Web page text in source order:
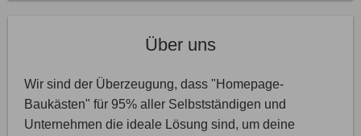
Über uns
Wir sind der Überzeugung, dass "Homepage-
Baukästen" für 95% aller Selbstständigen und
Unternehmen die ideale Lösung sind, um deine